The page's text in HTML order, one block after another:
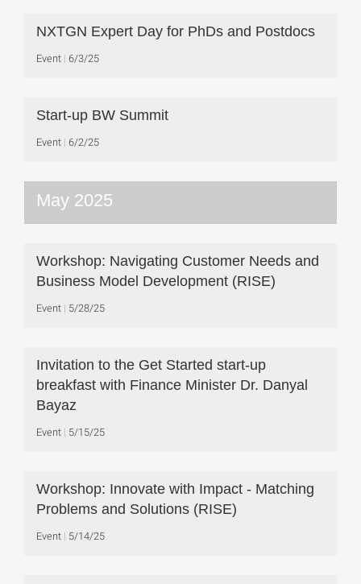
NXTGN Expert Day for PhDs and Postdocs
Event 6/3/25
Start-up BW Summit
Event 6/2/25
May 2025
Workshop: Navigating Customer Needs and
Business Model Development (RISE)
Event 5/28/25
Invitation to the Get Started start-up
breakfast with Finance Minister Dr. Danyal
Bayaz
Event 5/15/25
Workshop: Innovate with Impact - Matching
Problems and Solutions (RISE)
Event 5/14/25